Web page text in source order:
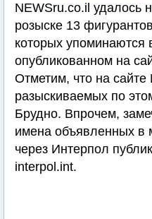
NEWSru.co.il удалось
розыске 13
которых упоминаются
опубликованном на
Отметим, что на
разыскиваемых по
Брудно. Впрочем,
имена объявленных в
через Интерпол
interpol.int.